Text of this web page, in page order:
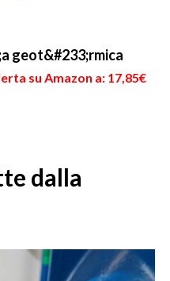
geot&#233;rmica
su Amazon a: 17,85€
dalla